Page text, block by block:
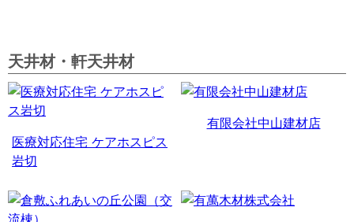
天井材・軒天井材
医療対応住宅 ケアホスピス
岩切
有限会社中山建材店